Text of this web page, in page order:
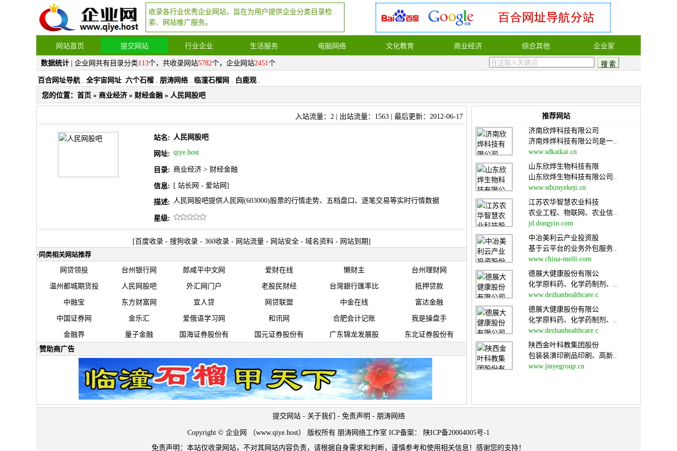
收录各行业优秀企业网站，旨在为用户提供企业分类目录检
索、网站推广服务。
网站首页 提交网站 行业企业 生活服务 电脑网络 文化教育 商业经济 综合其他 企业家
数据统计 | 企业网共有目录分类113个，共收录网站5782个，企业网站2451个
百合网址导航 . 全宇宙网址 .六个石榴 . 朋涛网络 . 临潼石榴网 . 白鹿观 .
您的位置： 首页 » 商业经济» 财经金融 » 人民网股吧
入站流量：2 | 出站流量：1563 | 最后更新：2012-06-17
站名: 人民网股吧
网址: qiye.host
目录: 商业经济 > 财经金融
信息: [ 站长网 - 爱站网 ]
描述: 人民网股吧提供人民网(603000)股票的行情走势、五档盘口、逐笔交易等实时行情数据
星级:
[ 百度收录 - 搜狗收录 - 360收录 - 网站流量 - 网站安全 - 域名资料 - 网站到期]
· 同类相关网站推荐
网贷领投 台州银行网 郎咸平中文网 爱财在线 懒财主 台州理财网
温州都城期货投 人民网股吧 外汇网门户 老股民财经 台灣銀行匯率比 抵押贷款
中融宝 东方财富网 宜人贷 网贷联盟 中金在线 富达金融
中国证券网 金乐汇 爱俄语学习网 和讯网 合肥会计记账 我是操盘手
金融界 量子金融 国海证券股份有 国元证券股份有 广东锦龙发展股
东北证券股份有
·赞助商广告
推荐网站
济南欣烨科技有限公司
济南烨烨科技有限公司是一..
www.sdkaikai.cn
山东欣烨生物科技有限
山东欣烨生物科技有限公司..
www.sdxinyekeji.cn
江苏农华智慧农业科技
农业工程、物联网、农业信..
jd.dongyin.com
中冶美利云产业投资股
基于云平台的业务外包服务..
www.china-meili.com
德展大健康股份有限公
化学原料药、化学药制剂、..
www.dezhanhealthcare.c
德展大健康股份有限公
化学原料药、化学药制剂、..
www.dezhanhealthcare.c
陕西金叶科教集团股份
包装装潢印刷品印刷、高新..
www.jinyegroup.cn
提交网站 - 关于我们 - 免责声明 - 朋涛网络
Copyright © 企业网 （www.qiye.host） 版权所有 朋涛网络工作室 ICP备案：
陕ICP备20004005号-1
免责声明：本站仅收录网站，不对其网站内容负责，请根据自身需求和判断，谨慎参考和使用相关信息！感谢您的支持！